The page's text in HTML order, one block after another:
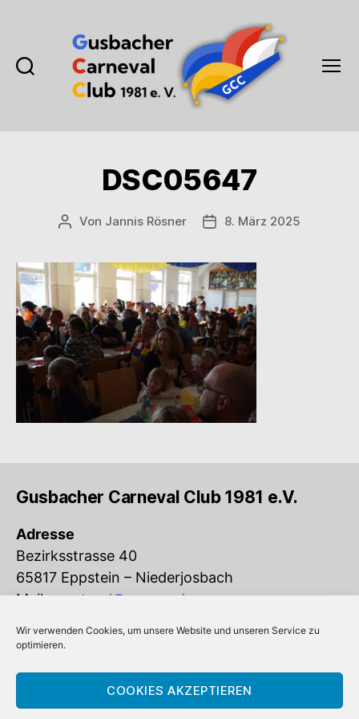
Wir verwenden Cookies, um unsere Website und unseren Service zu
optimieren.
COOKIES AKZEPTIEREN
1981
e.V.
DSC05647
Beitragsautor
Von Jannis Rösner Veröffentlichungsdatum
8. März 2025
Gusbacher Carneval Club 1981 e.V.
Adresse
Bezirksstrasse 40
65817 Eppstein – Niederjosbach
Mail:vorstand@gcc-ev.de
Eingetragen im Vereinsregister beim
Amtsgericht Königstein (VR 832)